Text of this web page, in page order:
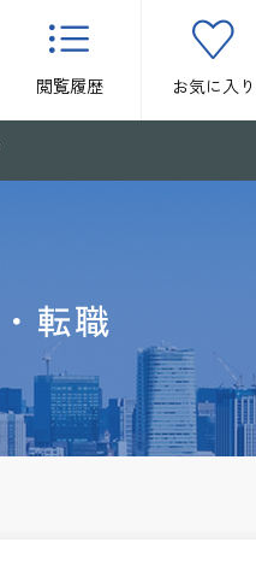
閲覧履歴 お気に入り
転職